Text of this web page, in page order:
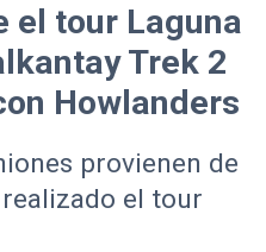
el tour Laguna
Trek 2
Howlanders
provienen de
el tour